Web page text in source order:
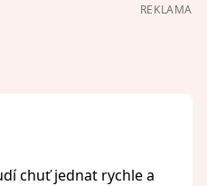
REKLAMA
chuť jednat rychle a